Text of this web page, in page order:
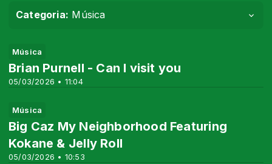
Categoria: Música
Música
05/03/2026 • 11:04
Brian Purnell - Can I visit you
Música
05/03/2026 • 10:53
Big Caz My Neighborhood Featuring
Kokane & Jelly Roll